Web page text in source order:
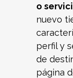
o
nuevo
perfil y
de
página